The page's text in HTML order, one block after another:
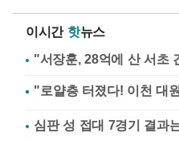
이시간 핫뉴스
"서장훈, 28억에 산 서초
심판 성 접대 7경기 결과